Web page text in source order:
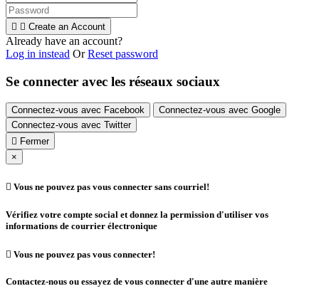
  Create an Account
Already have an account?
Log in instead OrReset password
Se connecter avec les réseaux sociaux
Connectez-vous avec Facebook
Connectez-vous avec Google
Connectez-vous avec Twitter
 Fermer
×
 Vous ne pouvez pas vous connecter sans courriel!
Vérifiez votre compte social et donnez la permission d'utiliser vos
informations de courrier électronique
 Vous ne pouvez pas vous connecter!
Contactez-nous ou essayez de vous connecter d'une autre manière